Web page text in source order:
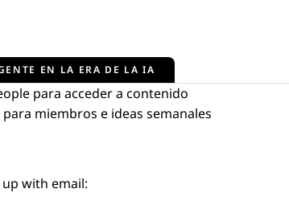
EN LA ERA DE LA IA
para acceder a contenido
miembros e ideas semanales
with email: